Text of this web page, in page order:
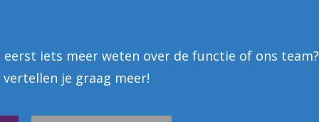
iets meer weten over de functie of ons team?
je graag meer!